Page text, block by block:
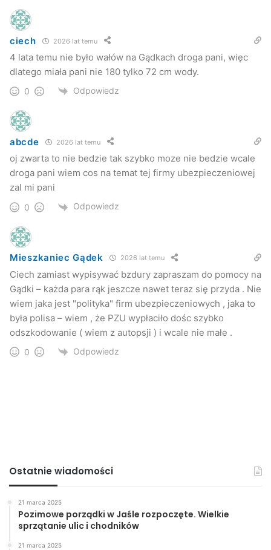
ciech 2026 lat temu
4 lata temu nie było wałów na Gądkach droga pani, więc
dlatego miała pani nie 180 tylko 72 cm wody.
0 Odpowiedz
abcde 2026 lat temu
oj zwarta to nie bedzie tak szybko moze nie bedzie wcale
droga pani wiem cos na temat tej firmy ubezpieczeniowej
zal mi pani
0 Odpowiedz
Mieszkaniec Gądek 2026 lat temu
Ciech zamiast wypisywać bzdury zapraszam do pomocy na
Gądki – każda para rąk jeszcze nawet teraz się przyda . Nie
wiem jaka jest "polityka" firm ubezpieczeniowych , jaka to
była polisa – wiem , że PZU wypłaciło dośc szybko
odszkodowanie ( wiem z autopsji ) i wcale nie małe .
0 Odpowiedz
Ostatnie wiadomości
21 marca 2025
Pozimowe porządki w Jaśle rozpoczęte. Wielkie
sprzątanie ulic i chodników
21 marca 2025